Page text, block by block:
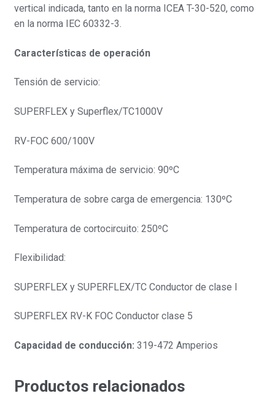
vertical indicada, tanto en la norma ICEA T-30-520, como
en la norma IEC 60332-3.
Características de operación
Tensión de servicio:
SUPERFLEX y Superflex/TC1000V
RV-FOC 600/100V
Temperatura máxima de servicio: 90ºC
Temperatura de sobre carga de emergencia: 130ºC
Temperatura de cortocircuito: 250ºC
Flexibilidad:
SUPERFLEX y SUPERFLEX/TC Conductor de clase I
SUPERFLEX RV-K FOC Conductor clase 5
Capacidad de conducción: 319-472 Amperios
Productos relacionados